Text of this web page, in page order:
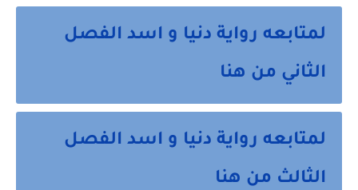
لمتابعه رواية دنيا و اسد الفصل
الثاني من هنا
لمتابعه رواية دنيا و اسد الفصل
الثالث من هنا